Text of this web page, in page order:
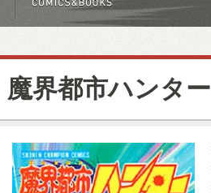
魔界都市ハンター